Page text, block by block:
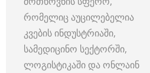
რომელიც აუცილებელია
კვების ინდუსტრიაში,
სამედიცინო სექტორში,
ლოგისტიკაში და ონლაინ